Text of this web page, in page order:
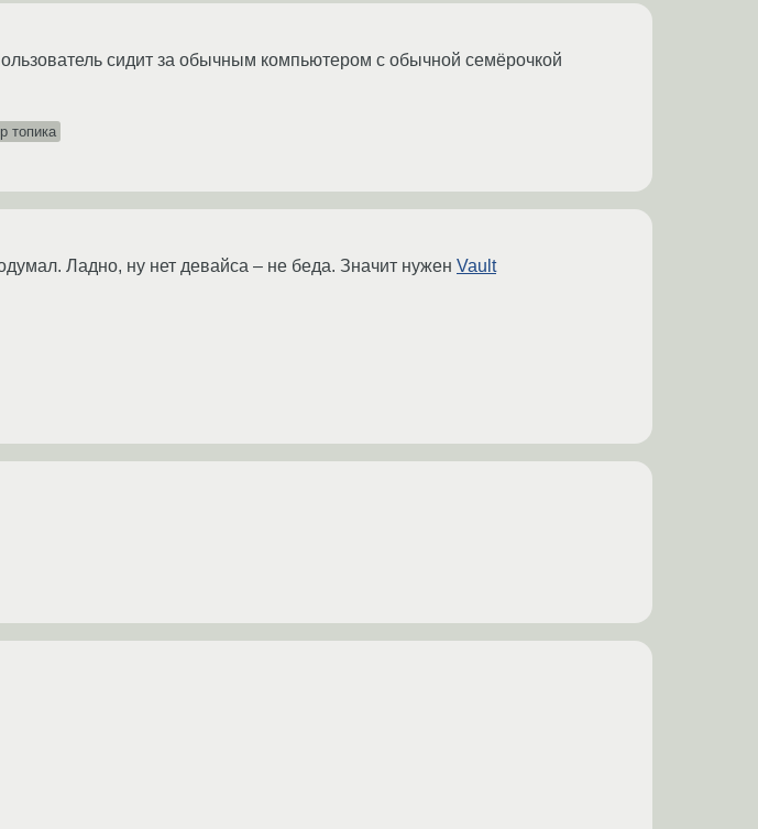
сидит за обычным компьютером с обычной семёрочкой
топика
Ладно, ну нет девайса – не беда. Значит нужен Vault